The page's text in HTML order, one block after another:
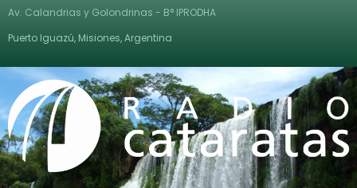
Av. Calandrias y Golondrinas - B° IPRODHA
Puerto Iguazú, Misiones, Argentina